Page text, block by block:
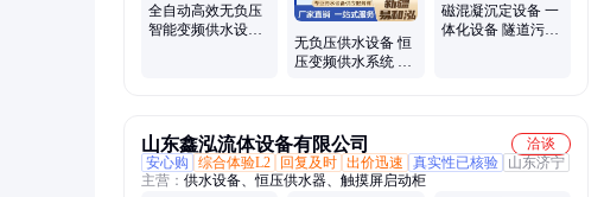
全自动高效无负压
智能变频供水设备
无负压供水设备 恒
压变频供水系统 易
磁混凝沉定设备 一
体化设备 隧道污水
山东鑫泓流体设备有限公司
洽谈
安心购
综合体验L2 回复及时 出价迅速 真实性已核验
山东济宁
主营： 供水设备、恒压供水器、触摸屏启动柜